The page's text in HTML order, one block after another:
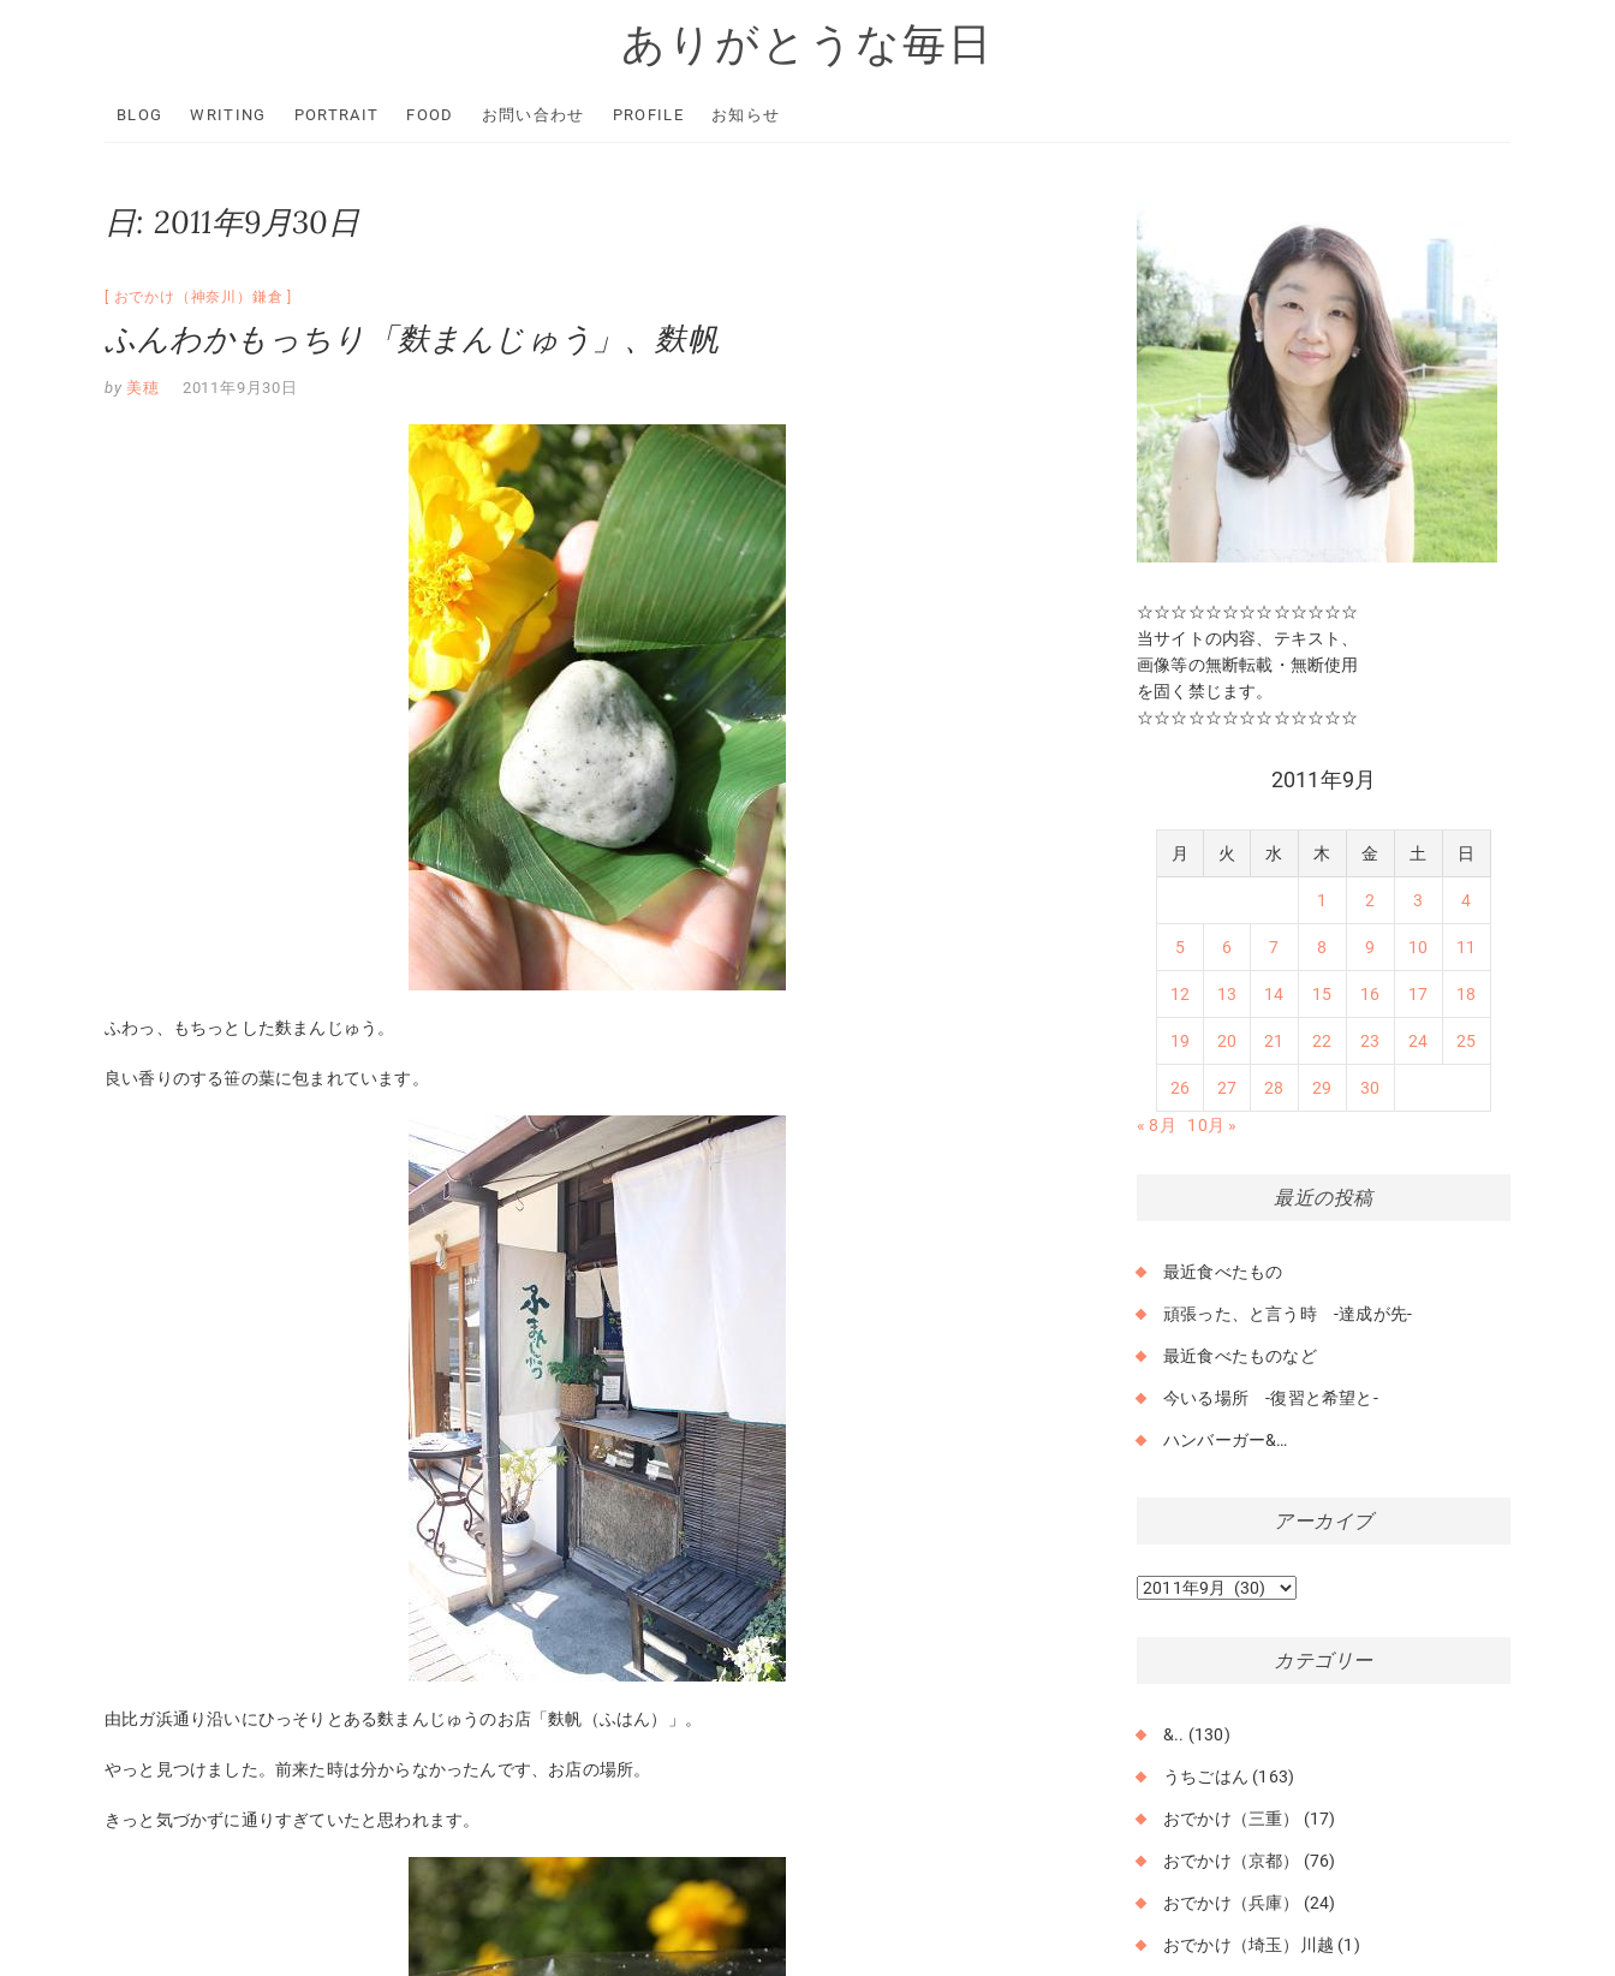
ありがとうな毎日
BLOG WRITING PORTRAIT FOOD お問い合わせ PROFILE お知らせ
日: 2011年9月30日
おでかけ（神奈川）鎌倉
ふんわかもっちり「麩まんじゅう」、麩帆
by 美穂 2011年9月30日
ふわっ、もちっとした麩まんじゅう。
良い香りのする笹の葉に包まれています。
由比ガ浜通り沿いにひっそりとある麩まんじゅうのお店「麩帆（ふはん）」。
やっと見つけました。前来た時は分からなかったんです、お店の場所。
きっと気づかずに通りすぎていたと思われます。
☆☆☆☆☆☆☆☆☆☆☆☆☆
当サイトの内容、テキスト、
画像等の無断転載・無断使用
を固く禁じます。
☆☆☆☆☆☆☆☆☆☆☆☆☆
2011年9月
月 火 水 木 金 土 日
1 2 3 4
5 6 7 8 9 10 11
12 13 14 15 16 17 18
19 20 21 22 23 24 25
26 27 28 29
30
« 8月
10月 »
最近の投稿
最近食べたもの
頑張った、と言う時 -達成が先-
最近食べたものなど
今いる場所 -復習と希望と-
ハンバーガー&…
アーカイブ
ア
カテゴリー
&.. (130)
うちごはん (163)
おでかけ（三重） (17)
おでかけ（京都） (76)
おでかけ（兵庫） (24)
おでかけ（埼玉）川越 (1)